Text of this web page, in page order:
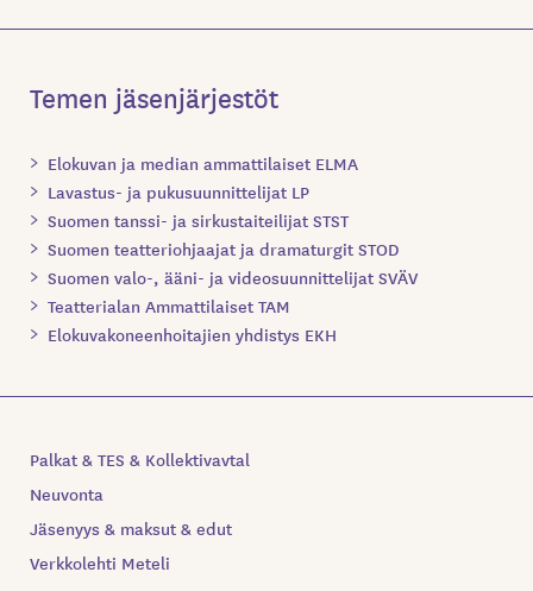
Temen jäsenjärjestöt
Elokuvan ja median ammattilaiset ELMA
Lavastus- ja pukusuunnittelijat LP
Suomen tanssi- ja sirkustaiteilijat STST
Suomen teatteriohjaajat ja dramaturgit STOD
Suomen valo-, ääni- ja videosuunnittelijat SVÄV
Teatterialan Ammattilaiset TAM
Elokuvakoneenhoitajien yhdistys EKH
Palkat & TES & Kollektivavtal
Neuvonta
Jäsenyys & maksut & edut
Verkkolehti Meteli